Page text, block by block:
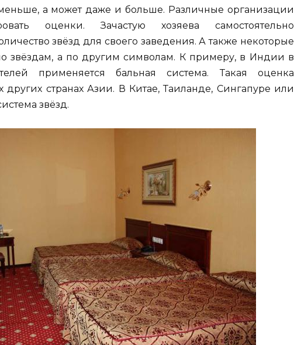
а может даже и больше. Различные организации
оценки. Зачастую хозяева самостоятельно
звёзд для своего заведения. А также некоторые
звёздам, а по другим символам. К примеру, в Индии в
применяется бальная система. Такая оценка
других странах Азии. В Китае, Таиланде, Сингапуре или
звёзд.